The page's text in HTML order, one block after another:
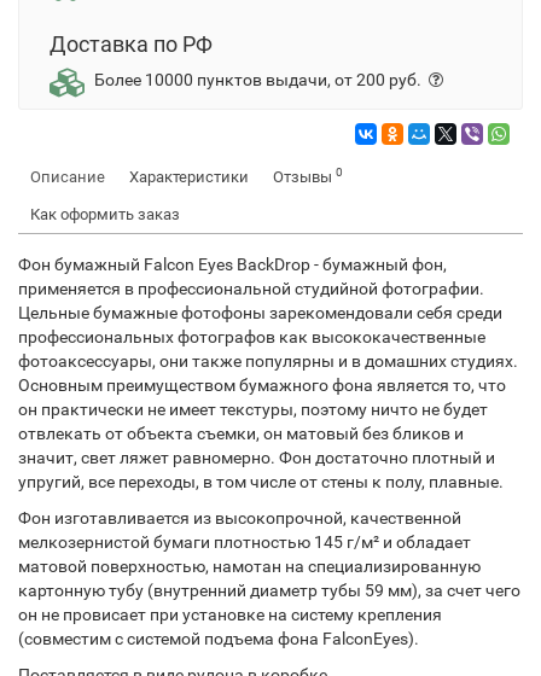
Доставка по РФ
Более 10000 пунктов выдачи, от 200 руб.
Описание Характеристики Отзывы 0
Как оформить заказ
Фон бумажный Falcon Eyes BackDrop - бумажный фон,
применяется в профессиональной студийной фотографии.
Цельные бумажные фотофоны зарекомендовали себя среди
профессиональных фотографов как высококачественные
фотоаксессуары, они также популярны и в домашних студиях.
Основным преимуществом бумажного фона является то, что
он практически не имеет текстуры, поэтому ничто не будет
отвлекать от объекта съемки, он матовый без бликов и
значит, свет ляжет равномерно. Фон достаточно плотный и
упругий, все переходы, в том числе от стены к полу, плавные.
Фон изготавливается из высокопрочной, качественной
мелкозернистой бумаги плотностью 145 г/м² и обладает
матовой поверхностью, намотан на специализированную
картонную тубу (внутренний диаметр тубы 59 мм), за счет чего
он не провисает при установке на систему крепления
(совместим с системой подъема фона FalconEyes).